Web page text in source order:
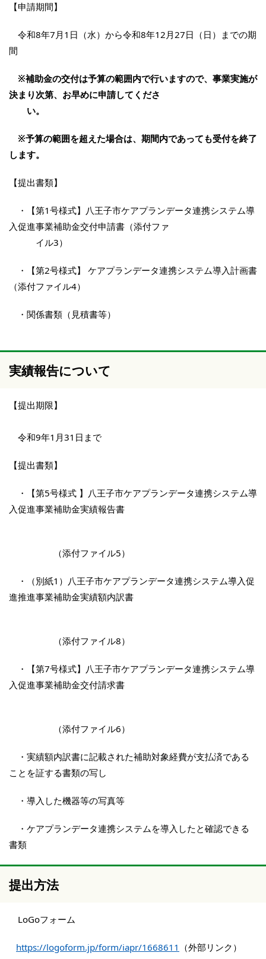
【申請期間】
令和8年7月1日（水）から令和8年12月27日（日）までの期
間
※補助金の交付は予算の範囲内で行いますので、事業実施が
決まり次第、お早めに申請してくださ
い。
※予算の範囲を超えた場合は、期間内であっても受付を終了
します。
【提出書類】
・【第1号様式】八王子市ケアプランデータ連携システム導
入促進事業補助金交付申請書（添付ファ
イル3）
・【第2号様式】 ケアプランデータ連携システム導入計画書
（添付ファイル4）
・関係書類（見積書等）
実績報告について
【提出期限】
令和9年1月31日まで
【提出書類】
・【第5号様式 】八王子市ケアプランデータ連携システム導
入促進事業補助金実績報告書
（添付ファイル5）
・（別紙1）八王子市ケアプランデータ連携システム導入促
進推進事業補助金実績額内訳書
（添付ファイル8）
・【第7号様式】八王子市ケアプランデータ連携システム導
入促進事業補助金交付請求書
（添付ファイル6）
・実績額内訳書に記載された補助対象経費が支払済である
ことを証する書類の写し
・導入した機器等の写真等
・ケアプランデータ連携システムを導入したと確認できる
書類
提出方法
LoGoフォーム
https://logoform.jp/form/iapr/1668611 （外部リンク）